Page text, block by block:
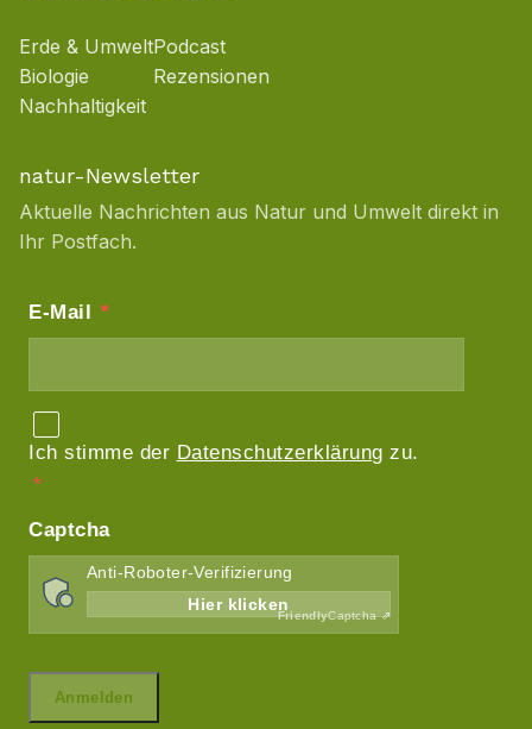
Erde & Umwelt
Biologie
Nachhaltigkeit
Podcast
Rezensionen
natur-Newsletter
Aktuelle Nachrichten aus Natur und Umwelt direkt in
Ihr Postfach.